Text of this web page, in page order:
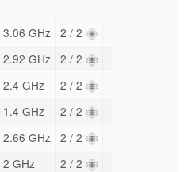
3.06 GHz 2 / 2
2.92 GHz 2 / 2
2.4 GHz 2 / 2
1.4 GHz 2 / 2
2.66 GHz 2 / 2
2 GHz 2 / 2